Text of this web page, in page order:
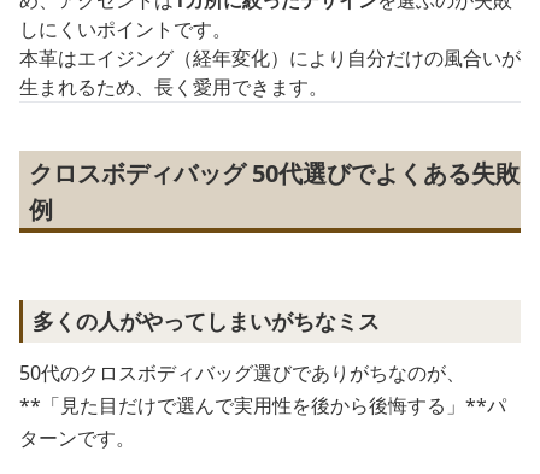
しにくいポイントです。
本革はエイジング（経年変化）により自分だけの風合いが
生まれるため、長く愛用できます。
クロスボディバッグ 50代選びでよくある失敗
例
多くの人がやってしまいがちなミス
50代のクロスボディバッグ選びでありがちなのが、
**「見た目だけで選んで実用性を後から後悔する」**パ
ターンです。